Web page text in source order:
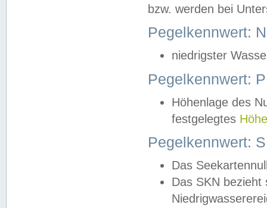
bzw. werden bei
Pegelkennwert:
niedrigster
Pegelkennwert:
Höhenlage des
festgelegtes
Pegelkennwert:
Das
Das SKN